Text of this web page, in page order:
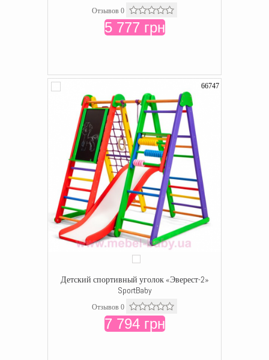
Отзывов 0
5 777 грн
66747
Детский спортивный уголок «Эверест-2»
SportBaby
Отзывов 0
7 794 грн